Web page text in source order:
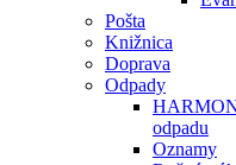
Pošta
Knižnica
Doprava
Odpady
odpadu
Oznamy